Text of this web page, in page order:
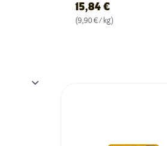
15,84 €
(9,90 € / kg)